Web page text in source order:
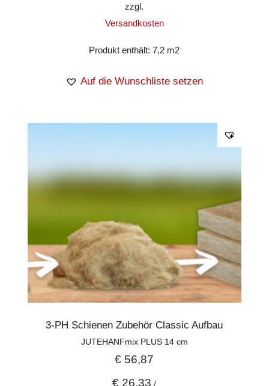
zzgl.
Versandkosten
Produkt enthält: 7,2 m2
Auf die Wunschliste setzen
3-PH Schienen Zubehör Classic Aufbau
JUTEHANFmix PLUS 14 cm
€ 56,87
€ 26,33 /